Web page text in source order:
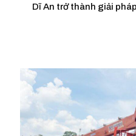
Dĩ An trở thành giải pháp